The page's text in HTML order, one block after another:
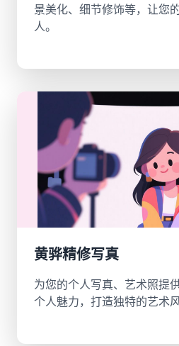
景美化、细节修饰等，让您
人。
黄骅精修写真
为您的个人写真、艺术照提
个人魅力，打造独特的艺术风